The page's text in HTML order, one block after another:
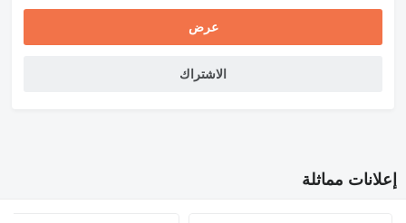
عرض
الاشتراك
إعلانات مماثلة